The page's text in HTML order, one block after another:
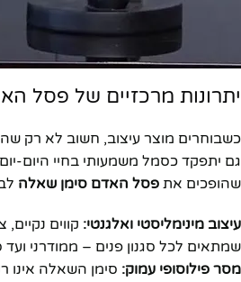
יתרונות מרכזיים של פסל
כשבוחרים מוצר עיצוב, חשוב לא רק
גם יתפקד כסמל משמעותי בחיי היום-
שהופכים את פסל האדם סימן שאלה
עיצוב מינימליסטי ואלגנטי: קווים נקיים,
שמתאים לכל סגנון פנים – ממודרני ועד
מסר פילוסופי עמוק: סימן השאלה אינו